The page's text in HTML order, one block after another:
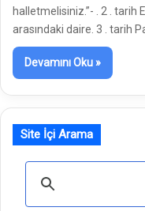
halletmelisiniz.”- . 2 . tarih
arasındaki daire. 3 . tarih
Devamını Oku »
Site İçi Arama